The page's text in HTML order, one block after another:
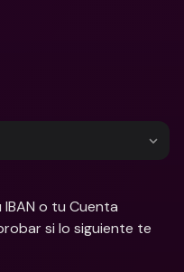
o tu Cuenta
si lo siguiente te